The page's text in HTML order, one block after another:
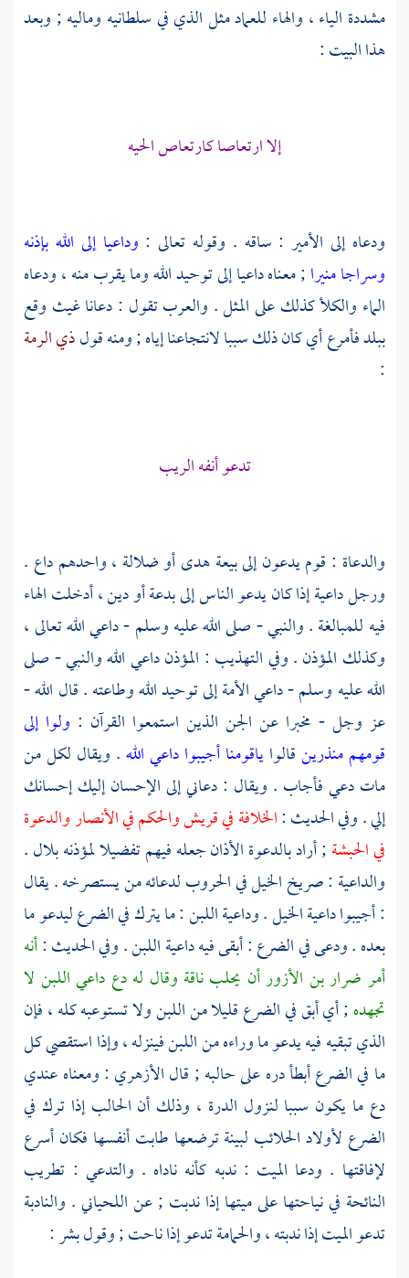
مشددة الياء ، والهاء للعماد مثل الذي في سلطانيه وماليه ; وبعد
هذا البيت :
إلا ارتعاصا كارتعاص الحيه
ودعاه إلى الأمير : ساقه . وقوله تعالى : وداعيا إلى الله بإذنه
وسراجا منيرا; معناه داعيا إلى توحيد الله وما يقرب منه ، ودعاه
الماء والكلأ كذلك على المثل . والعرب تقول : دعانا غيث وقع
ببلد فأمرع أي كان ذلك سببا لانتجاعنا إياه ; ومنه قولذي الرمة
:
تدعو أنفه الريب
والدعاة : قوم يدعون إلى بيعة هدى أو ضلالة ، واحدهم داع .
ورجل داعية إذا كان يدعو الناس إلى بدعة أو دين ، أدخلت الهاء
فيه للمبالغة . والنبي - صلى الله عليه وسلم - داعي الله تعالى ،
وكذلك المؤذن . وفي التهذيب : المؤذن داعي الله والنبي - صلى
الله عليه وسلم - داعي الأمة إلى توحيد الله وطاعته . قال الله -
عز وجل - مخبرا عن الجن الذين استمعوا القرآن : ولوا إلى
قومهم منذرينقالواياقومنا أجيبوا داعي الله. ويقال لكل من
مات دعي فأجاب . ويقال : دعاني إلى الإحسان إليك إحسانك
إلي . وفي الحديث :الخلافة فيقريشوالحكم فيالأنصاروالدعوة
فيالحبشة; أراد بالدعوة الأذان جعله فيهم تفضيلا لمؤذنهبلال.
والداعية : صريخ الخيل في الحروب لدعائه من يستصرخه . يقال
: أجيبوا داعية الخيل . وداعية اللبن : ما يترك في الضرع ليدعو ما
بعده . ودعى في الضرع : أبقى فيه داعية اللبن . وفي الحديث :أنه
أمر ضرار بن الأزورأن يحلب ناقة وقال له دع داعي اللبن لا
تجهده; أي أبق في الضرع قليلا من اللبن ولا تستوعبه كله ، فإن
الذي تبقيه فيه يدعو ما وراءه من اللبن فينزله ، وإذا استقصي كل
ما في الضرع أبطأ دره على حالبه ; قالالأزهري : ومعناه عندي
دع ما يكون سببا لنزول الدرة ، وذلك أن الحالب إذا ترك في
الضرع لأولاد الحلائب لبينة ترضعها طابت أنفسها فكان أسرع
لإفاقتها . ودعا الميت : ندبه كأنه ناداه . والتدعي : تطريب
النائحة في نياحتها على ميتها إذا ندبت ; عناللحياني. والنادبة
تدعو الميت إذا ندبته ، والحمامة تدعو إذا ناحت ; وقولبشر: